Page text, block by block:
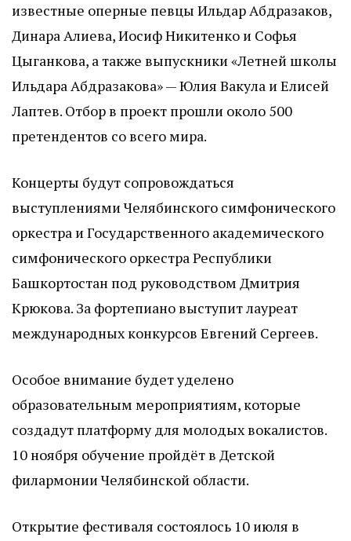
известные оперные певцы Ильдар Абдразаков,
Динара Алиева, Иосиф Никитенко и Софья
Цыганкова, а также выпускники «Летней школы
Ильдара Абдразакова» — Юлия Вакула и Елисей
Лаптев. Отбор в проект прошли около 500
претендентов со всего мира.
Концерты будут сопровождаться
выступлениями Челябинского симфонического
оркестра и Государственного академического
симфонического оркестра Республики
Башкортостан под руководством Дмитрия
Крюкова. За фортепиано выступит лауреат
международных конкурсов Евгений Сергеев.
Особое внимание будет уделено
образовательным мероприятиям, которые
создадут платформу для молодых вокалистов.
10 ноября обучение пройдёт в Детской
филармонии Челябинской области.
Открытие фестиваля состоялось 10 июля в